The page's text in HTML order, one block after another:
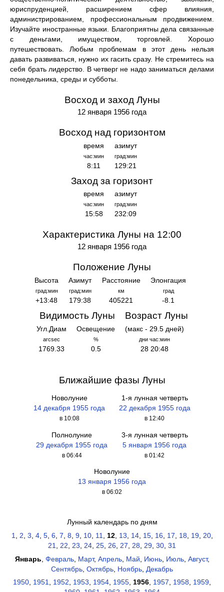
юриспруденцией, расширением сфер влияния,
администрированием, профессиональным продвижением.
Изучайте иностранные языки. Благоприятны дела связанные
с деньгами, имуществом, торговлей. Хорошо
путешествовать. Любым проблемам в этот день нельзя
давать развиваться, нужно их гасить сразу. Не стремитесь на
себя брать лидерство. В четверг не надо заниматься делами
понедельника, среды и субботы.
Восход и заход Луны
12 января 1956 года
Восход над горизонтом
время
час:мин
8:11
азимут
град:мин
129:21
Заход за горизонт
время
час:мин
15:58
азимут
град:мин
232:09
Характеристика Луны на 12:00
12 января 1956 года
Положение Луны
Высота
град:мин
+13:48
Азимут
град:мин
179:38
Расстояние
км
405221
Элонгация
град
-8.1
Видимость Луны
Угл.Диам
arcsec
1769.33
Освещение
%
0.5
Возраст Луны
(макс - 29.5 дней)
дни час:мин
28 20:48
Ближайшие фазы Луны
Новолуние
14 декабря 1955 года
в 10:08
1-я лунная четверть
22 декабря 1955 года
в 12:40
Полнолуние
29 декабря 1955 года
в 06:44
3-я лунная четверть
5 января 1956 года
в 01:42
Новолуние
13 января 1956 года
в 06:02
Лунный календарь по дням
1
2 3 4, 5, 6, 7 8 9, 10, 11 12, 13 14, 15, 16, 17 18 19, 20,
21
22 23 24 25 26 27 28 29 30 31
Январь Февраль, Март, Апрель, Май Июнь, Июль, Август,
Сентябрь Октябрь Ноябрь Декабрь
1950, 1951, 1952, 1953, 1954, 1955, 1956, 1957, 1958, 1959,